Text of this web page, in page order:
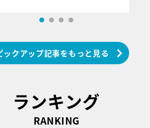
ックアップ記事をもっと見る
ランキング
RANKING